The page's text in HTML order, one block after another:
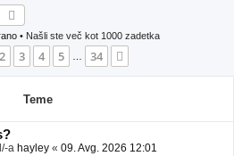
Iskanje
• Našli ste več kot 1000 zadetka
1od34
2 3 4 5 … 34
Teme
a hayley « 09. Avg. 2026 12:01